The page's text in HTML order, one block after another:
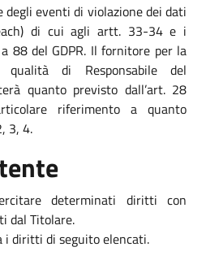
eventi di violazione dei dati
di cui agli artt. 33-34 e i
88 del GDPR. Il fornitore per la
di Responsabile del
quanto previsto dall’art. 28
riferimento a quanto
3, 4.
determinati diritti con
dal Titolare.
i diritti di seguito elencati.